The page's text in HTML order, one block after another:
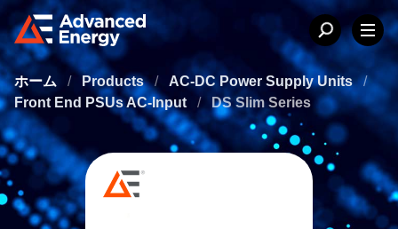
ホーム / Products / AC-DC Power Supply Units /
Front End PSUs AC-Input
/ DS Slim Series